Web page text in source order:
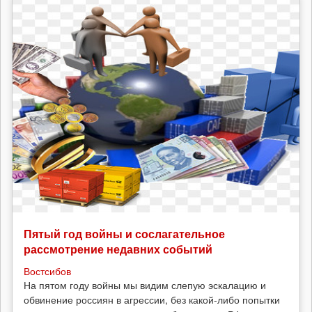
Пятый год войны и сослагательное
рассмотрение недавних событий
Востсибов
На пятом году войны мы видим слепую эскалацию и
обвинение россиян в агрессии, без какой-либо попытки